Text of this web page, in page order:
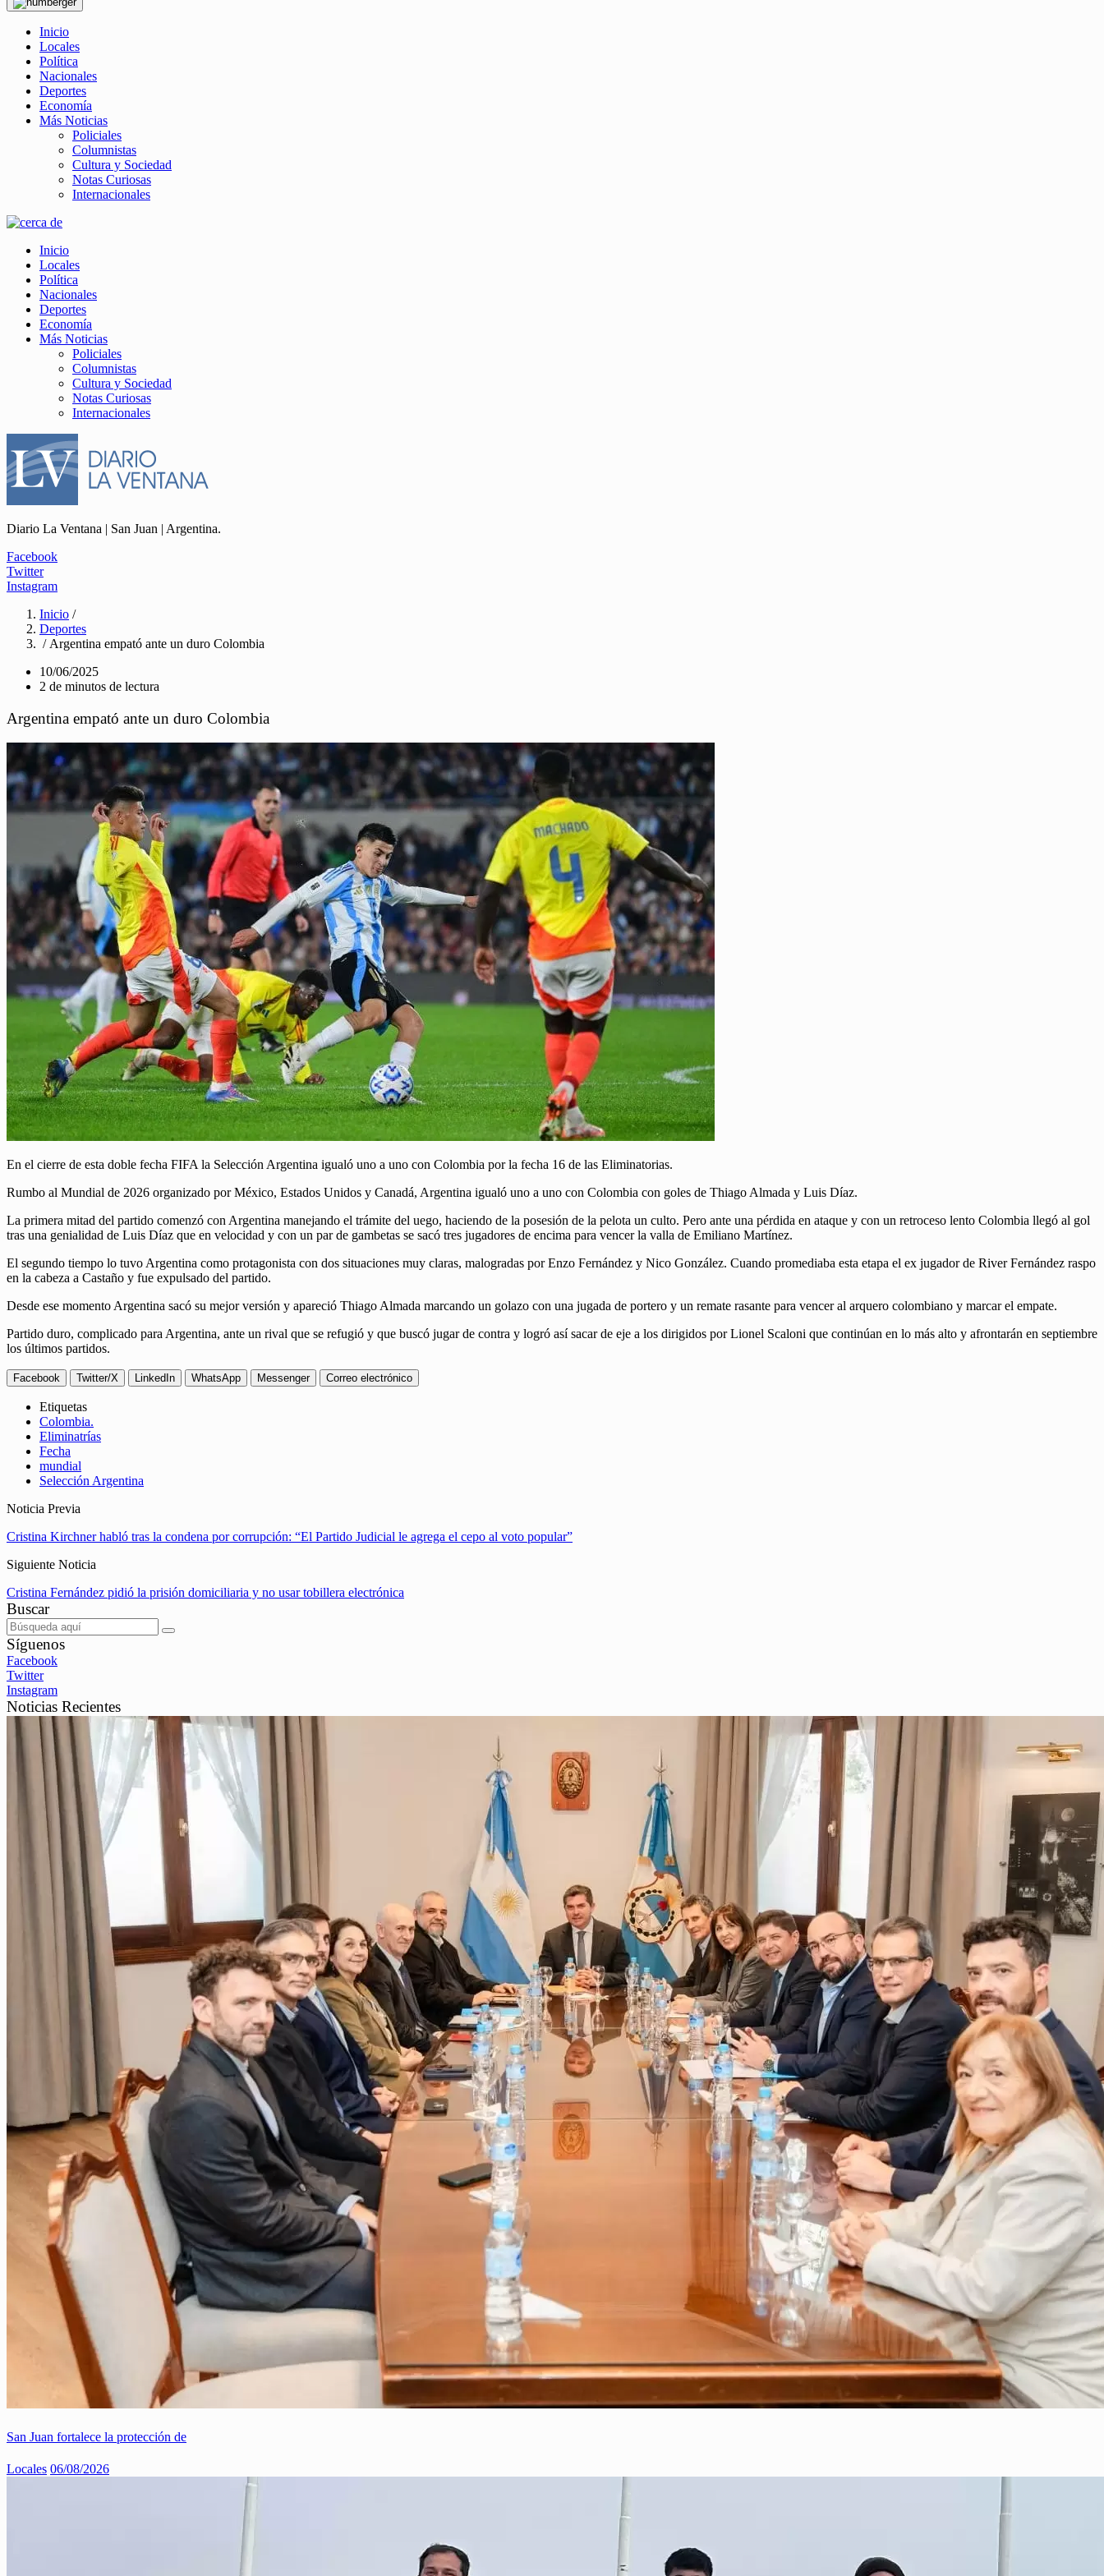
Inicio
Locales
Política
Nacionales
Deportes
Economía
Más Noticias
Policiales
Columnistas
Cultura y Sociedad
Notas Curiosas
Internacionales
Inicio
Locales
Política
Nacionales
Deportes
Economía
Más Noticias
Policiales
Columnistas
Cultura y Sociedad
Notas Curiosas
Internacionales
Diario La Ventana | San Juan | Argentina.
Facebook
Twitter
Instagram
Inicio /
Deportes
/ Argentina empató ante un duro Colombia
10/06/2025
2 de minutos de lectura
Argentina empató ante un duro Colombia
En el cierre de esta doble fecha FIFA la Selección Argentina igualó uno a uno con Colombia por la fecha 16 de las Eliminatorias.
Rumbo al Mundial de 2026 organizado por México, Estados Unidos y Canadá, Argentina igualó uno a uno con Colombia con goles de Thiago Almada y Luis Díaz.
La primera mitad del partido comenzó con Argentina manejando el trámite del uego, haciendo de la posesión de la pelota un culto. Pero ante una pérdida en ataque y con un retroceso lento Colombia llegó al gol
tras una genialidad de Luis Díaz que en velocidad y con un par de gambetas se sacó tres jugadores de encima para vencer la valla de Emiliano Martínez.
El segundo tiempo lo tuvo Argentina como protagonista con dos situaciones muy claras, malogradas por Enzo Fernández y Nico González. Cuando promediaba esta etapa el ex jugador de River Fernández raspo
en la cabeza a Castaño y fue expulsado del partido.
Desde ese momento Argentina sacó su mejor versión y apareció Thiago Almada marcando un golazo con una jugada de portero y un remate rasante para vencer al arquero colombiano y marcar el empate.
Partido duro, complicado para Argentina, ante un rival que se refugió y que buscó jugar de contra y logró así sacar de eje a los dirigidos por Lionel Scaloni que continúan en lo más alto y afrontarán en septiembre
los últimos partidos.
Facebook Twitter/X LinkedIn WhatsApp Messenger Correo electrónico
Etiquetas
Colombia.
Eliminatrías
Fecha
mundial
Selección Argentina
Noticia Previa
Cristina Kirchner habló tras la condena por corrupción: “El Partido Judicial le agrega el cepo al voto popular”
Siguiente Noticia
Cristina Fernández pidió la prisión domiciliaria y no usar tobillera electrónica
Buscar
Síguenos
Facebook
Twitter
Instagram
Noticias Recientes
San Juan fortalece la protección de
Locales 06/08/2026